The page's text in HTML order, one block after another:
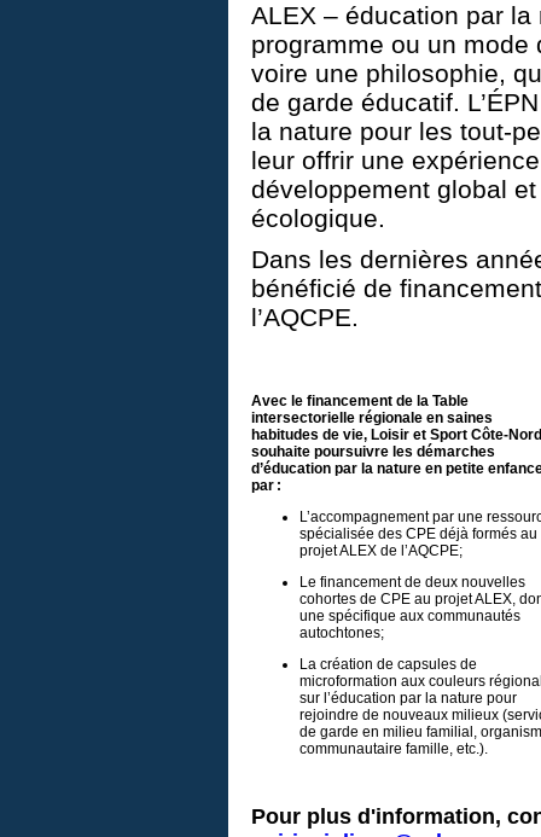
ALEX – éducation par la
programme ou un mode
voire une philosophie,
de garde éducatif.
la nature pour les tout-
leur offrir une
développement global
écologique.
Dans les dernières
bénéficié de
l’AQCPE.
Avec le financement de la Table
intersectorielle régionale en saines
habitudes de vie, Loisir et Sport Côte-Nord
souhaite poursuivre les démarches
d’éducation par la nature en petite
par :
L’accompagnement par une
spécialisée des CPE déjà formés au
projet ALEX de l’AQCPE;
Le financement de deux nouvelles
cohortes de CPE au projet ALEX,
une spécifique aux communautés
autochtones;
La création de capsules de
microformation aux couleurs
sur l’éducation par la nature pour
rejoindre de nouveaux milieux
de garde en milieu familial,
communautaire famille, etc.).
Pour plus d'information,